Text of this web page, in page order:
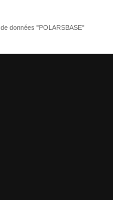
données "POLARSBASE"